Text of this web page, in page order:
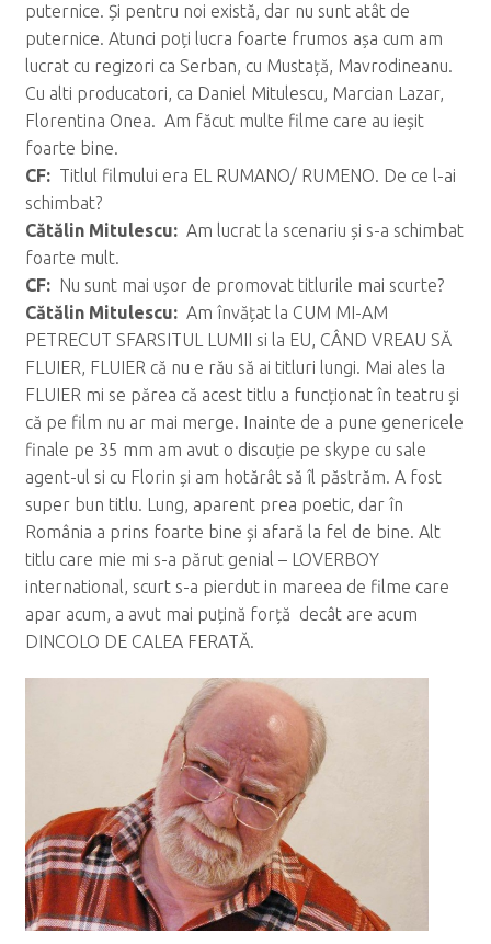
puternice. Și pentru noi există, dar nu sunt atât de
puternice. Atunci poți lucra foarte frumos așa cum am
lucrat cu regizori ca Serban, cu Mustață, Mavrodineanu.
Cu alti producatori, ca Daniel Mitulescu, Marcian Lazar,
Florentina Onea. Am făcut multe filme care au ieșit
foarte bine.
CF: Titlul filmului era EL RUMANO/ RUMENO. De ce l-ai
schimbat?
Cătălin Mitulescu: Am lucrat la scenariu și s-a schimbat
foarte mult.
CF: Nu sunt mai ușor de promovat titlurile mai scurte?
Cătălin Mitulescu: Am învățat la CUM MI-AM
PETRECUT SFARSITUL LUMII si la EU, CÂND VREAU SĂ
FLUIER, FLUIER că nu e rău să ai titluri lungi. Mai ales la
FLUIER mi se părea că acest titlu a funcționat în teatru și
că pe film nu ar mai merge. Inainte de a pune genericele
finale pe 35 mm am avut o discuție pe skype cu sale
agent-ul si cu Florin și am hotărât să îl păstrăm. A fost
super bun titlu. Lung, aparent prea poetic, dar în
România a prins foarte bine și afară la fel de bine. Alt
titlu care mie mi s-a părut genial – LOVERBOY
international, scurt s-a pierdut in mareea de filme care
apar acum, a avut mai puțină forță decât are acum
DINCOLO DE CALEA FERATĂ.